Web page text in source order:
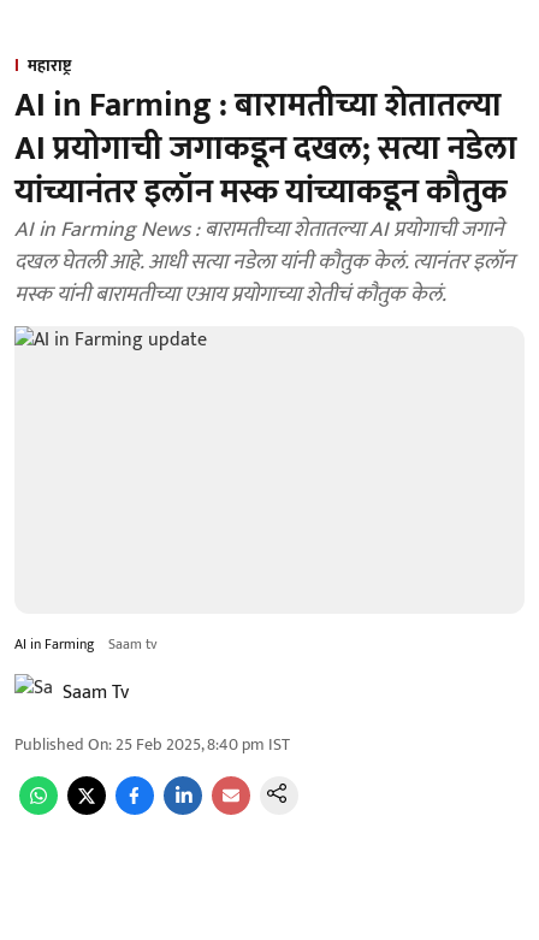
महाराष्ट्र
AI in Farming : बारामतीच्या शेतातल्या
AI प्रयोगाची जगाकडून दखल; सत्या नडेला
यांच्यानंतर इलॉन मस्क यांच्याकडून कौतुक
AI in Farming News : बारामतीच्या शेतातल्या AI प्रयोगाची जगाने
दखल घेतली आहे. आधी सत्या नडेला यांनी कौतुक केलं. त्यानंतर इलॉन
मस्क यांनी बारामतीच्या एआय प्रयोगाच्या शेतीचं कौतुक केलं.
AI in Farming Saam tv
Saam Tv
Published On:25 Feb 2025, 8:40 pm IST